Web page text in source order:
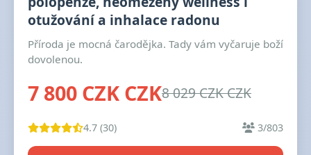
otužování a inhalace radonu
Příroda je mocná čarodějka. Tady vám vyčaruje boží
dovolenou.
7 800 CZK CZK8 029 CZK CZK
4.7 (30) 3/803